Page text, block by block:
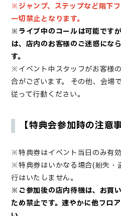
※ジャンプ、ステップなど階下
一切禁止となります。
※ライブ中のコールは可能です
は、店内のお客様のご迷惑にな
す。
※イベント中スタッフがお客様
合がございます。
その他、会場
従って行動ください。
【特典会参加時の注意
※特典券はイベント当日のみ有効
※特典券はいかなる場合(紛失・
行はいたしません。
※ご参加後の店内待機は、お買
ため禁止です。速やかに他フロ